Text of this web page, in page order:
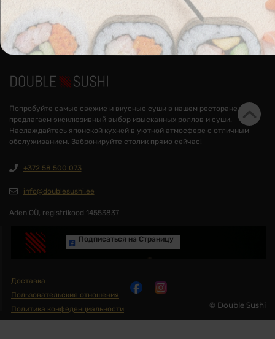
Попробуйте самые свежие и вкусные суши в нашем ресторане. Мы
предлагаем эксклюзивный выбор изысканных роллов и суши.
Наслаждайтесь японской кухней в уютной атмосфере с отличным
обслуживанием. Забронируйте столик прямо сейчас!
+372 58 500 073
info@doublesushi.ee
Aden OÜ, registrikood 14553837
Подписаться на Cтраницу
Доставка
Пользовательские отношения
Политика конфеденциальности
© Double Sushi